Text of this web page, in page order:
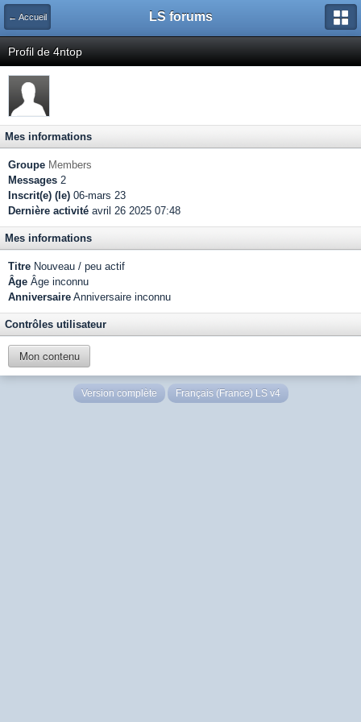
← Accueil LS forums
Profil de 4ntop
Mes informations
Groupe Members
Messages 2
Inscrit(e) (le) 06-mars 23
Dernière activité avril 26 2025 07:48
Mes informations
Titre Nouveau / peu actif
Âge Âge inconnu
Anniversaire Anniversaire inconnu
Contrôles utilisateur
Mon contenu
Version complète Français (France) LS v4